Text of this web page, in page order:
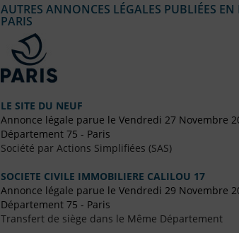
AUTRES ANNONCES LÉGALES PUBLIÉES
PARIS
LE SITE DU NEUF
Annonce légale parue le Vendredi 27 Novembre
Département 75 - Paris
Société par Actions Simplifiées (SAS)
SOCIETE CIVILE IMMOBILIERE CALILOU 17
Annonce légale parue le Vendredi 29 Novembre
Département 75 - Paris
Transfert de siège dans le Même Département